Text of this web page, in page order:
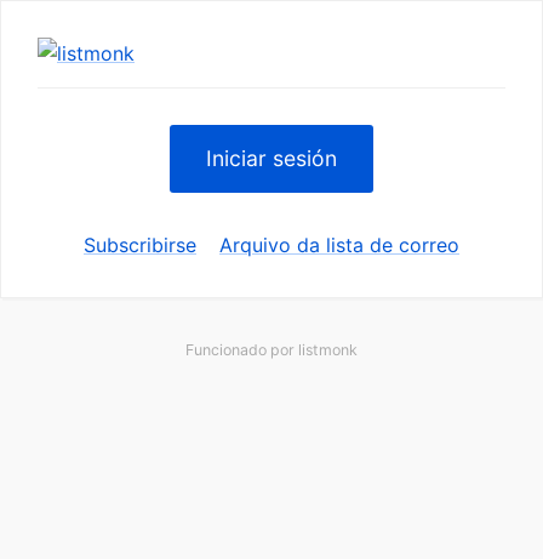
Iniciar sesión
Subscribirse Arquivo da lista de correo
Funcionado por listmonk